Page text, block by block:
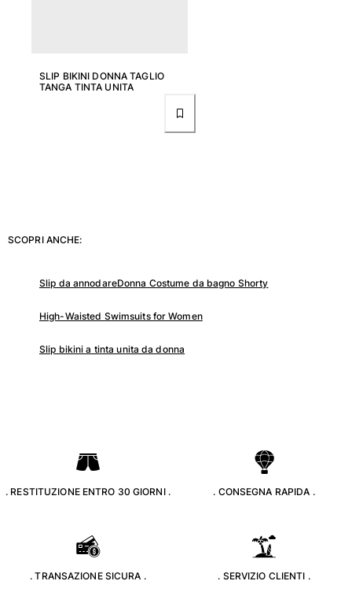
Rashguards
Vedi tutti i Costumi da bagno
Tuniche
Sweatshirts
Modelli lounge
Vedi tutti i Abbigliamento
Bambino
Pantalocini mare
SLIP BIKINI DONNA TAGLIO
TANGA TINTA UNITA
SCOPRI ANCHE:
Slip da annodareDonna Costume da bagno Shorty
High-Waisted Swimsuits for Women
Slip bikini a tinta unita da donna
. RESTITUZIONE ENTRO 30 GIORNI . . CONSEGNA RAPIDA .
. TRANSAZIONE SICURA . . SERVIZIO CLIENTI .